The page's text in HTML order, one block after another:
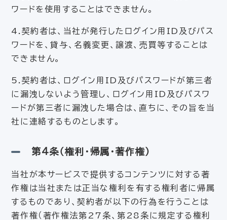
ワードを使用することはできません。
4.契約者は、当社が発行したログイン用ID及びパス
ワードを、貸与、名義変更、譲渡、売買等することは
できません。
5.契約者は、ログイン用ID及びパスワードが第三者
に漏洩しないよう管理し、ログイン用ID及びパスワ
ードが第三者に漏洩した場合は、直ちに、その旨を当
社に連絡するものとします。
第4条（権利・帰属・著作権）
当社が本サービスで提供するコンテンツに対する著
作権は当社または正当な権利を有する権利者に帰属
するものであり、契約者が以下の行為を行うことは
著作権（著作権法第27条、第28条に規定する権利